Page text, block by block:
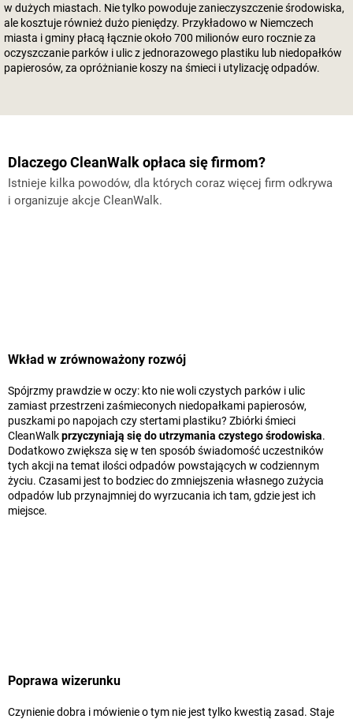
w dużych miastach. Nie tylko powoduje zanieczyszczenie środowiska,
ale kosztuje również dużo pieniędzy. Przykładowo w Niemczech
miasta i gminy płacą łącznie około 700 milionów euro rocznie za
oczyszczanie parków i ulic z jednorazowego plastiku lub niedopałków
papierosów, za opróżnianie koszy na śmieci i utylizację odpadów.
Dlaczego CleanWalk opłaca się firmom?
Istnieje kilka powodów, dla których coraz więcej firm odkrywa
i organizuje akcje CleanWalk.
Wkład w zrównoważony rozwój
Spójrzmy prawdzie w oczy: kto nie woli czystych parków i ulic
zamiast przestrzeni zaśmieconych niedopałkami papierosów,
puszkami po napojach czy stertami plastiku? Zbiórki śmieci
CleanWalkprzyczyniają się do utrzymania czystego środowiska.
Dodatkowo zwiększa się w ten sposób świadomość uczestników
tych akcji na temat ilości odpadów powstających w codziennym
życiu. Czasami jest to bodziec do zmniejszenia własnego zużycia
odpadów lub przynajmniej do wyrzucania ich tam, gdzie jest ich
miejsce.
Poprawa wizerunku
Czynienie dobra i mówienie o tym nie jest tylko kwestią zasad. Staje